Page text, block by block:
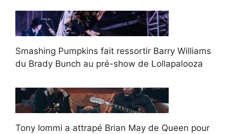
Smashing Pumpkins fait ressortir Barry Williams
du Brady Bunch au pré-show de Lollapalooza
Tony Iommi a attrapé Brian May de Queen pour